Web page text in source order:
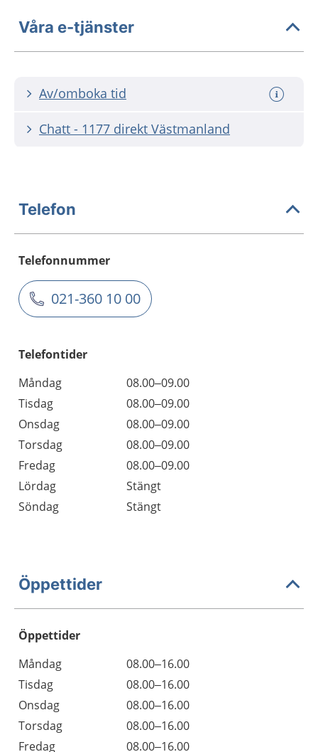
Våra e-tjänster
Av/omboka tid
Chatt - 1177 direkt Västmanland
Telefon
Telefonnummer
021-360 10 00
Telefontider
Måndag
08.00–09.00
Tisdag
08.00–09.00
Onsdag
08.00–09.00
Torsdag
08.00–09.00
Fredag
08.00–09.00
Lördag
Stängt
Söndag
Stängt
Öppettider
Öppettider
Dag
Öppettider
Kommentarer
Måndag
08.00–16.00
Tisdag
08.00–16.00
Onsdag
08.00–16.00
Torsdag
08.00–16.00
Fredag
08.00–16.00